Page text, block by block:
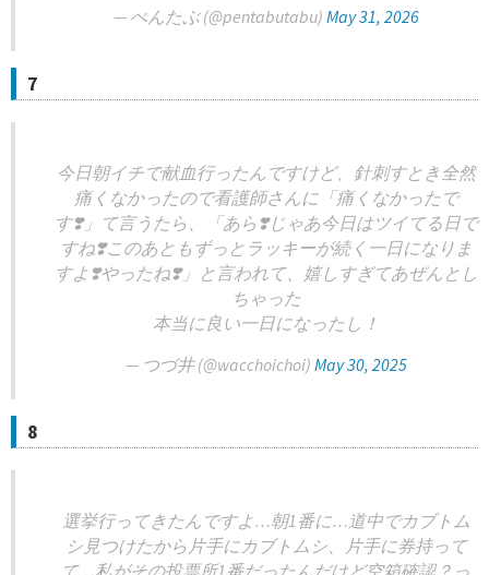
— ぺんたぶ (@pentabutabu) May 31, 2026
7
今日朝イチで献血行ったんですけど、針刺すとき全然
痛くなかったので看護師さんに「痛くなかったで
す❣️」て言うたら、「あら❣️じゃあ今日はツイてる日で
すね❣️このあともずっとラッキーが続く一日になりま
すよ❣️やったね❣️」と言われて、嬉しすぎてあぜんとし
ちゃった
本当に良い一日になったし！
— つづ井 (@wacchoichoi) May 30, 2025
8
選挙行ってきたんですよ…朝1番に…道中でカブトム
シ見つけたから片手にカブトムシ、片手に券持って